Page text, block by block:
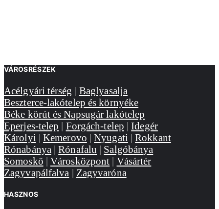
VÁROSRÉSZEK
Acélgyári térség | Baglyasalja
Beszterce-lakótelep és környéke
Béke körút és Napsugár lakótelep
Eperjes-telep | Forgách-telep |Idegér
Károlyi |Kemerovo |Nyugati |Rokkant
Rónabánya |Rónafalu | Salgóbánya
Somoskő |Városközpont | Vásártér
Zagyvapálfalva | Zagyvaróna
HASZNOS